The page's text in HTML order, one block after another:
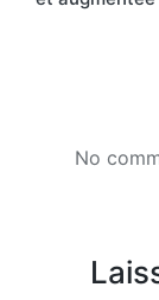
No